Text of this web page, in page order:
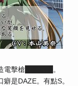
電擊槍
。
癖是DAZE。有點S。